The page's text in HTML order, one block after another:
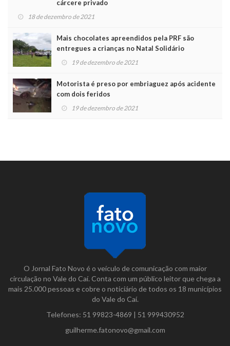
cárcere privado
18 de dezembro de 2021
Mais chocolates apreendidos pela PRF são
entregues a crianças no Natal Solidário
19 de dezembro de 2021
Motorista é preso por embriaguez após acidente
com dois feridos
19 de dezembro de 2021
O Jornal Fato Novo é o veículo de comunicação com maior
circulação no Vale do Caí. Conta com um público leitor que chega a
mais 25.000 pessoas e cobre o noticiário de todos os 18 municípios
do Vale do Caí.
Telefones: 51 99823-4869 | 51 999430952
guilherme.fatonovo@gmail.com